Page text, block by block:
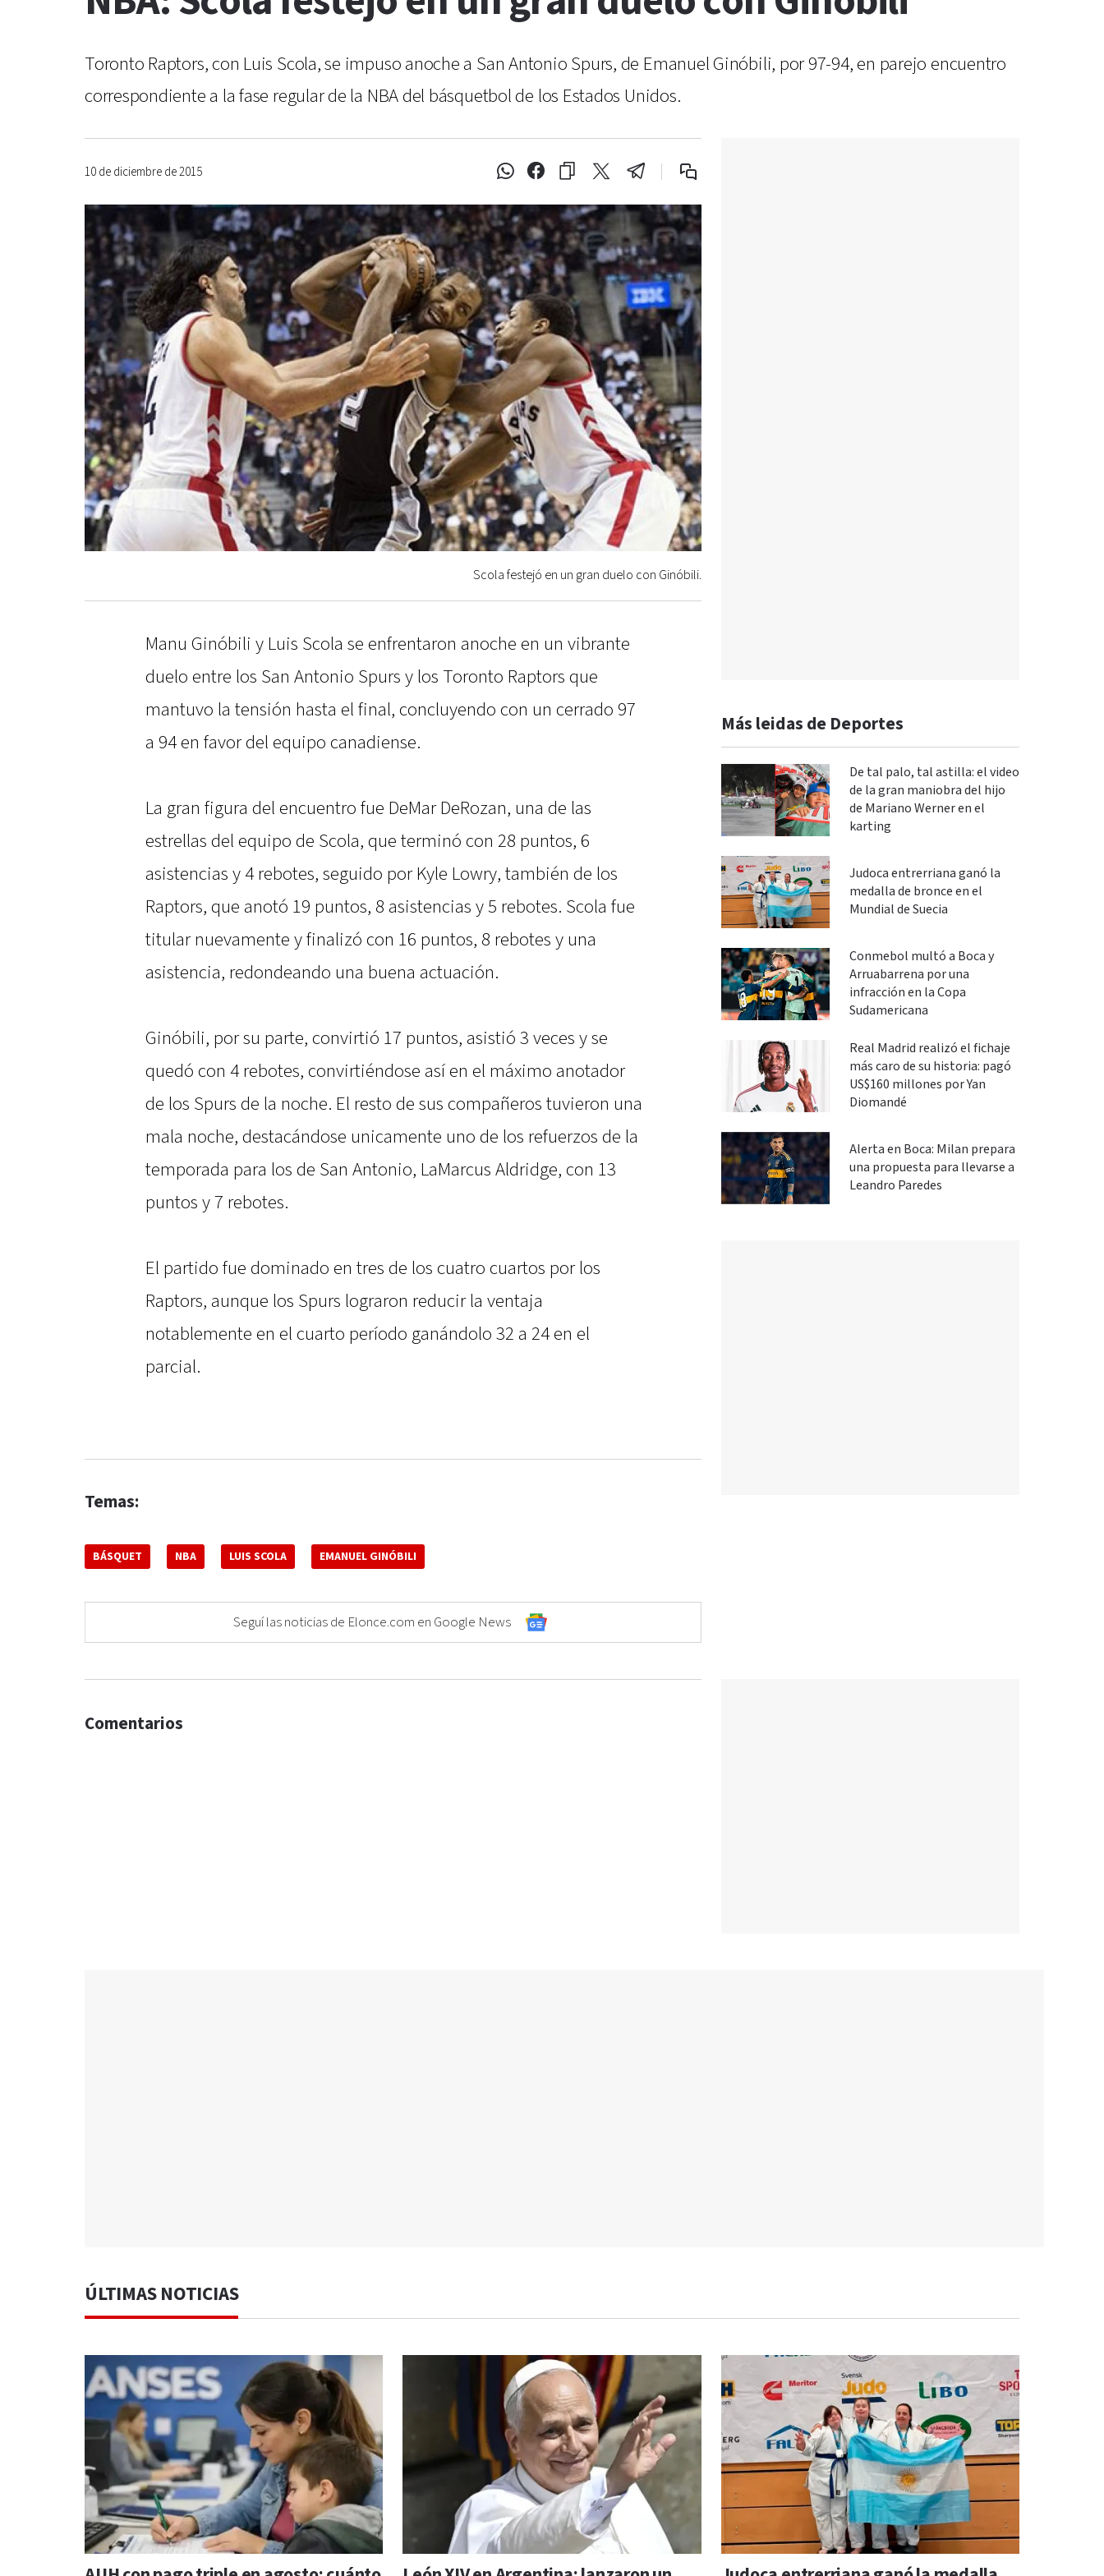
Toronto Raptors, con Luis Scola, se impuso anoche a San Antonio Spurs, de Emanuel Ginóbili, por 97-94, en parejo encuentro
correspondiente a la fase regular de la NBA del básquetbol de los Estados Unidos.
10 de diciembre de 2015
Scola festejó en un gran duelo con Ginóbili.
Manu Ginóbili y Luis Scola se enfrentaron anoche en un vibrante
duelo entre los San Antonio Spurs y los Toronto Raptors que
mantuvo la tensión hasta el final, concluyendo con un cerrado 97
a 94 en favor del equipo canadiense.
La gran figura del encuentro fue DeMar DeRozan, una de las
estrellas del equipo de Scola, que terminó con 28 puntos, 6
asistencias y 4 rebotes, seguido por Kyle Lowry, también de los
Raptors, que anotó 19 puntos, 8 asistencias y 5 rebotes. Scola fue
titular nuevamente y finalizó con 16 puntos, 8 rebotes y una
asistencia, redondeando una buena actuación.
Ginóbili, por su parte, convirtió 17 puntos, asistió 3 veces y se
quedó con 4 rebotes, convirtiéndose así en el máximo anotador
de los Spurs de la noche. El resto de sus compañeros tuvieron una
mala noche, destacándose unicamente uno de los refuerzos de la
temporada para los de San Antonio, LaMarcus Aldridge, con 13
puntos y 7 rebotes.
El partido fue dominado en tres de los cuatro cuartos por los
Raptors, aunque los Spurs lograron reducir la ventaja
notablemente en el cuarto período ganándolo 32 a 24 en el
parcial.
Temas:
BÁSQUET NBA LUIS SCOLA EMANUEL GINÓBILI
Seguí las noticias de Elonce.com en Google News
Más leidas de Deportes
De tal palo, tal astilla: el video
de la gran maniobra del hijo
de Mariano Werner en el
karting
Judoca entrerriana ganó la
medalla de bronce en el
Mundial de Suecia
Conmebol multó a Boca y
Arruabarrena por una
infracción en la Copa
Sudamericana
Real Madrid realizó el fichaje
más caro de su historia: pagó
US$160 millones por Yan
Diomandé
Alerta en Boca: Milan prepara
una propuesta para llevarse a
Leandro Paredes
Comentarios
ÚLTIMAS NOTICIAS